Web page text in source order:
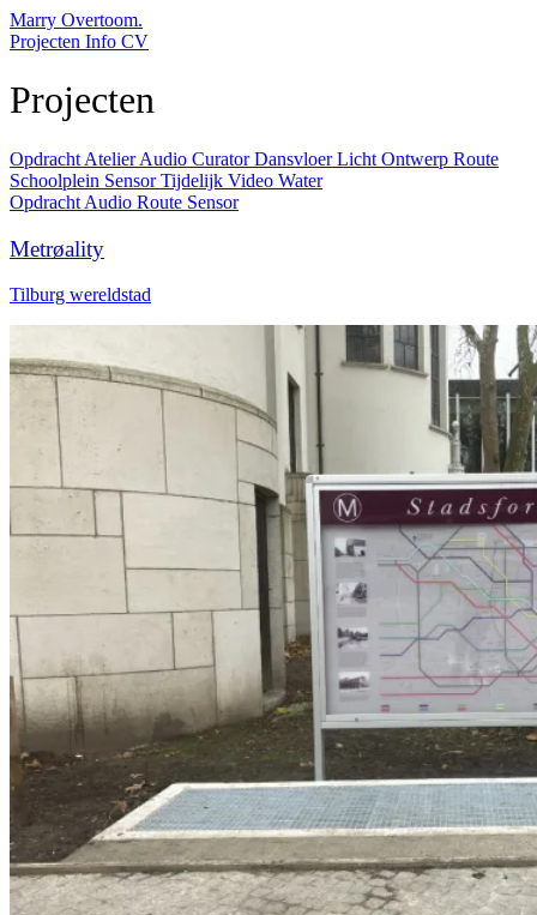
Marry Overtoom.
Projecten Info CV
Projecten
Opdracht AtelierAudio CuratorDansvloerLicht Ontwerp Route
Schoolplein SensorTijdelijk Video Water
Opdracht Audio Route Sensor
Metrøality
Tilburg wereldstad